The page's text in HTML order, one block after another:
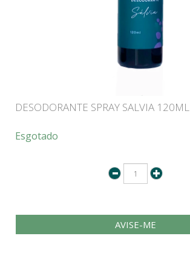
DESODORANTE SPRAY SALVIA 120ML
Esgotado
AVISE-ME